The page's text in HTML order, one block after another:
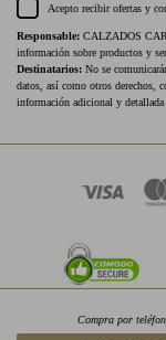
Acepto recibir ofertas y
Responsable: CALZADOS
información sobre productos y
Destinatarios: No se
datos, así como otros derechos,
información adicional y
Compra por